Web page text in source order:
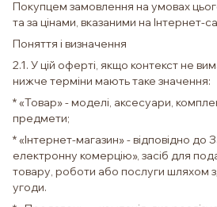
Покупцем замовлення на умовах
та за цінами, вказаними на Інтернет-
Поняття і визначення
2.1. У цій оферті, якщо контекст не
нижче терміни мають таке значення:
* «Товар» - моделі, аксесуари,
предмети;
* «Інтернет-магазин» - відповідно до
електронну комерцію», засіб для
товару, роботи або послуги шляхом
угоди.